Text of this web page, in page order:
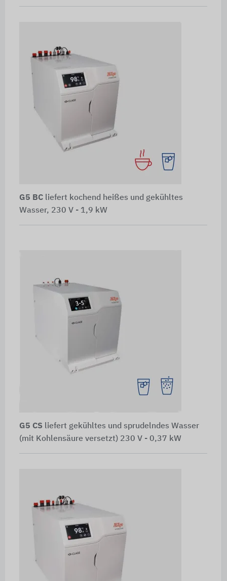
G5 BCliefert kochend heißes und gekühltes
Wasser, 230 V - 1,9 kW
G5 CS liefert gekühltes und sprudelndes Wasser
(mit Kohlensäure versetzt) 230 V - 0,37 kW